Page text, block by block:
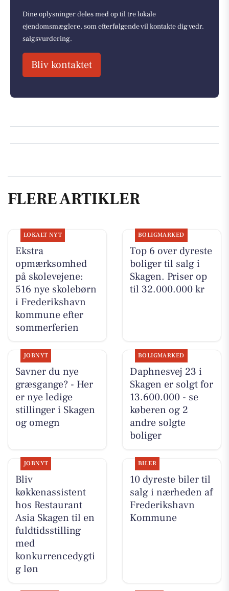
Dine oplysninger deles med op til tre lokale
ejendomsmæglere, som efterfølgende vil kontakte dig vedr.
salgsvurdering.
Bliv kontaktet
FLERE ARTIKLER
LOKALT NYT
Ekstra
opmærksomhed
på skolevejene:
516 nye skolebørn
i Frederikshavn
kommune efter
sommerferien
BOLIGMARKED
Top 6 over dyreste
boliger til salg i
Skagen. Priser op
til 32.000.000 kr
JOBNYT
Savner du nye
græsgange? - Her
er nye ledige
stillinger i Skagen
og omegn
BOLIGMARKED
Daphnesvej 23 i
Skagen er solgt for
13.600.000 - se
køberen og 2
andre solgte
boliger
JOBNYT
Bliv
køkkenassistent
hos Restaurant
Asia Skagen til en
fuldtidsstilling
med
konkurrencedygti
g løn
BILER
10 dyreste biler til
salg i nærheden af
Frederikshavn
Kommune